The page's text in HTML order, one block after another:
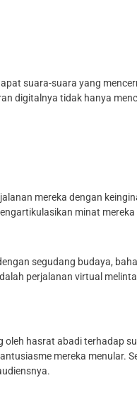
suara-suara yang
digitalnya tidak hanya
mereka dengan
minat
segudang budaya,
perjalanan virtual
oleh hasrat abadi terhadap
mereka menular.